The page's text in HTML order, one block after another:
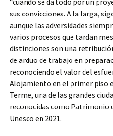
“cuando se da todo por un
sus convicciones. A la larga,
aunque las adversidades
varios procesos que tardan
distinciones son una
de arduo de trabajo en
reconociendo el valor del
Alojamiento en el primer piso
Terme, una de las grandes
reconocidas como Patrimonio
Unesco en 2021.